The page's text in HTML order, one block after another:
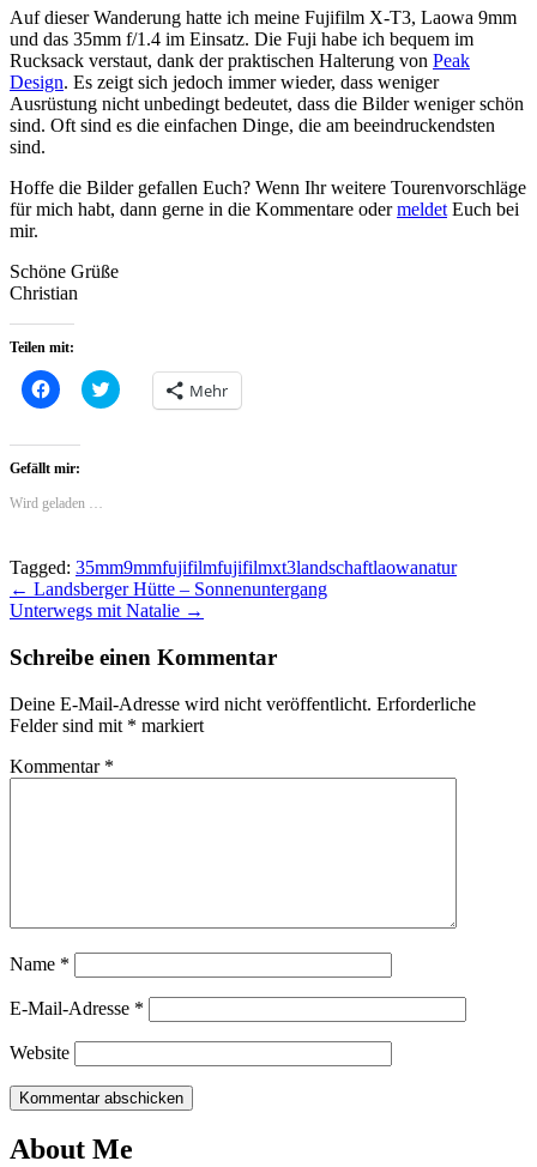
Auf dieser Wanderung hatte ich meine Fujifilm X-T3, Laowa 9mm
und das 35mm f/1.4 im Einsatz. Die Fuji habe ich bequem im
Rucksack verstaut, dank der praktischen Halterung von Peak
Design. Es zeigt sich jedoch immer wieder, dass weniger
Ausrüstung nicht unbedingt bedeutet, dass die Bilder weniger schön
sind. Oft sind es die einfachen Dinge, die am beeindruckendsten
sind.
Hoffe die Bilder gefallen Euch? Wenn Ihr weitere Tourenvorschläge
für mich habt, dann gerne in die Kommentare odermeldet Euch bei
mir.
Schöne Grüße
Christian
Teilen mit:
Klick,
um
zu
teilen
(Wird
in
neuem
Click
to Mehr
Gefällt mir:
Wird geladen …
Tagged: 35mm9mmfujifilmfujifilmxt3landschaftlaowanatur
Beitragsnavigation
← Landsberger Hütte – Sonnenuntergang
Unterwegs mit Natalie →
Schreibe einen Kommentar
Deine E-Mail-Adresse wird nicht veröffentlicht. Erforderliche
Felder sind mit * markiert
Kommentar *
Name *
E-Mail-Adresse *
Website
About Me